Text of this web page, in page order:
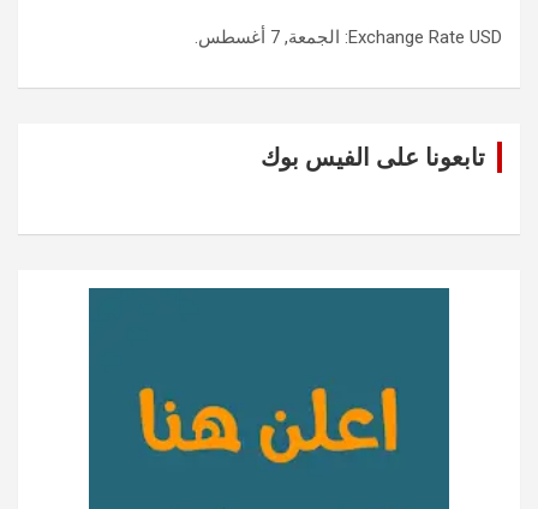
Exchange Rate USD : الجمعة, 7 أغسطس.
تابعونا على الفيس بوك